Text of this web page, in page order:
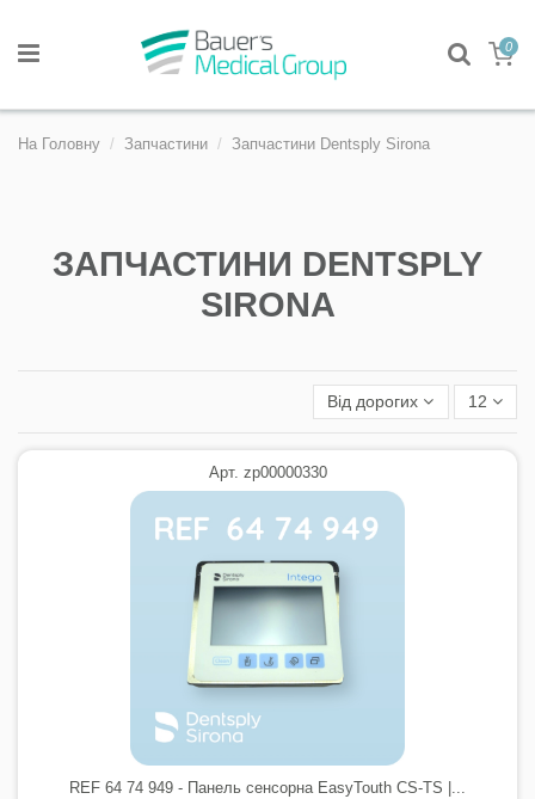
0
На Головну Запчастини Запчастини Dentsply Sirona
ЗАПЧАСТИНИ DENTSPLY
SIRONA
Від дорогих 12
Арт. zp00000330
REF 64 74 949 - Панель сенсорна EasyTouth CS-TS |...